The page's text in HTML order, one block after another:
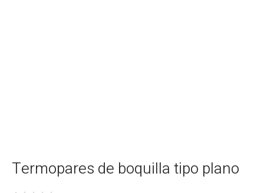
Termopares de boquilla tipo plano